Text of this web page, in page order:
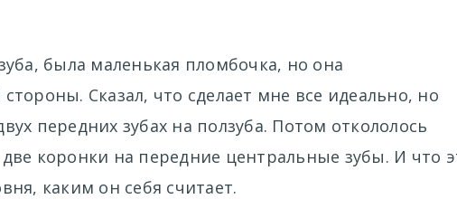
была маленькая пломбочка, но она
Сказал, что сделает мне все идеально, но
передних зубах на ползуба. Потом откололось
коронки на передние центральные зубы. И что
каким он себя считает.